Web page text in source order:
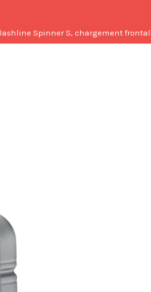
Spinner S, chargement frontal